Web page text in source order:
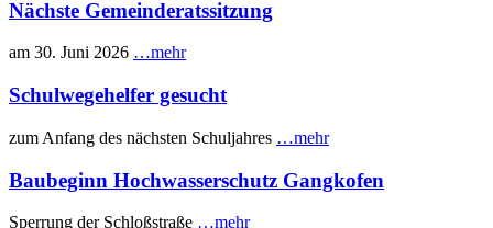
Nächste Gemeinderatssitzung
am 30. Juni 2026 …mehr
Schulwegehelfer gesucht
zum Anfang des nächsten Schuljahres …mehr
Baubeginn Hochwasserschutz Gangkofen
Sperrung der Schloßstraße …mehr